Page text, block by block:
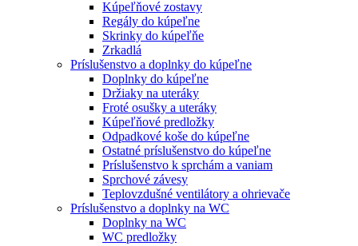
Kúpeľňové zostavy
Regály do kúpeľne
Skrinky do kúpeľňe
Zrkadlá
Príslušenstvo a doplnky do kúpeľne
Doplnky do kúpeľne
Držiaky na uteráky
Froté osušky a uteráky
Kúpeľňové predložky
Odpadkové koše do kúpeľne
Ostatné príslušenstvo do kúpeľne
Príslušenstvo k sprchám a vaniam
Sprchové závesy
Teplovzdušné ventilátory a ohrievače
Príslušenstvo a doplnky na WC
Doplnky na WC
WC predložky